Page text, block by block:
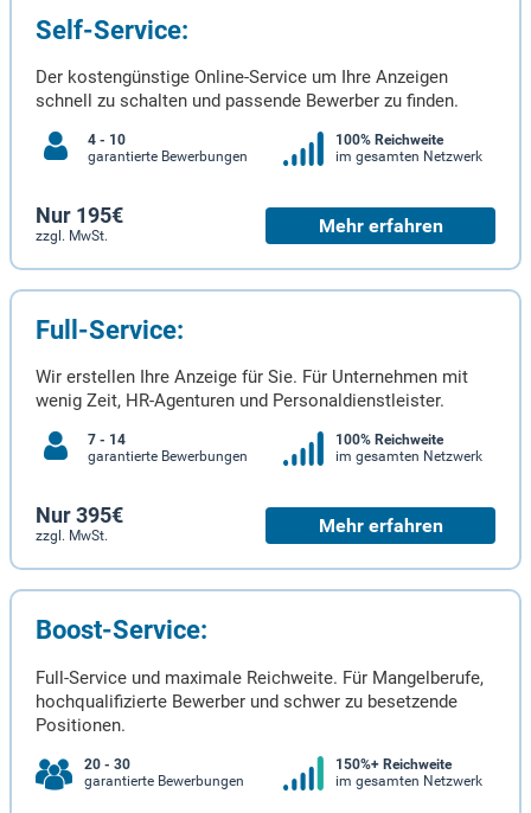
Self-Service:
Der kostengünstige Online-Service um Ihre Anzeigen
schnell zu schalten und passende Bewerber zu finden.
4 - 10
garantierte Bewerbungen
100% Reichweite
im gesamten Netzwerk
Nur 195€
zzgl. MwSt. Mehr erfahren
Full-Service:
Wir erstellen Ihre Anzeige für Sie. Für Unternehmen mit
wenig Zeit, HR-Agenturen und Personaldienstleister.
7 - 14
garantierte Bewerbungen
100% Reichweite
im gesamten Netzwerk
Nur 395€
zzgl. MwSt. Mehr erfahren
Boost-Service:
Full-Service und maximale Reichweite. Für Mangelberufe,
hochqualifizierte Bewerber und schwer zu besetzende
Positionen.
20 - 30
garantierte Bewerbungen
150%+ Reichweite
im gesamten Netzwerk